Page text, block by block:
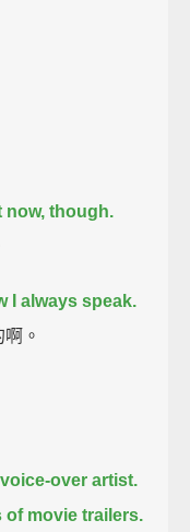
now, though.
I always speak.
。
voice-over artist.
of movie trailers.